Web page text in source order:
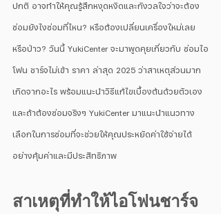
ปกติ อาจทำให้คุณรู้สึกหงุดหงิดและกังวลใจว่าจะต้อง
ซ่อมยังไงซ่อมที่ไหน? หรือต้องเปลี่ยนเครื่องใหม่เลย
หรือป่าว? วันนี้ YukiCenter จะมาพูดคุยเกี่ยวกับ ซ่อมไอ
โฟน ชาร์จไม่เข้า ราคา ล่าสุด 2025 ว่าสาเหตุส่วนมาก
เกิดจากอะไร พร้อมแนะนำวิธีแก้ไขเบื้องต้นด้วยตัวเอง
และถ้าต้องซ่อมจริงๆ YukiCenter มาแนะนำแนวทาง
เลือกในการซ่อมที่จะช่วยให้คุณประหยัดค่าใช้จ่ายได้
อย่างคุ้มค่าและมีประสิทธิภาพ
สาเหตุที่ทำให้ไอโฟนชาร์จ